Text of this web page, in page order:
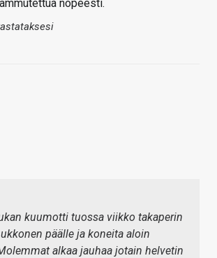
nopeesti.
kuumotti tuossa viikko takaperin
päälle ja koneita aloin
alkaa jauhaa jotain helvetin